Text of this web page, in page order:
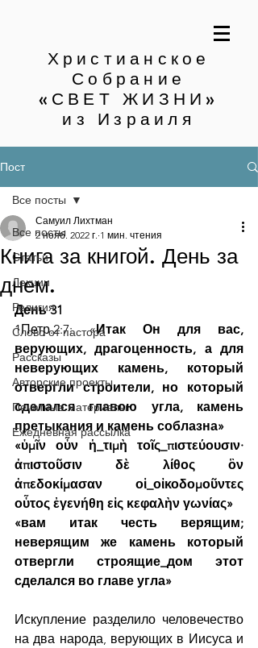
Христианское
Собрание
«СВЕТ ЖИЗНИ»
из Израиля
Пост
Все посты
Статьи
Лекции
Религия
Слово от пастора
Рассказы
Авторские проекты
Печатные материалы
Ежедневная рассылка
Все посты
Книга за книгой. День за
днем.
Самуил Лихтман
2 нояб. 2022 г. 1 мин. чтения
День 31
1Петр.2:7: «Итак Он для вас,
верующих, драгоценность, а для
неверующих камень, который
отвергли строители, но который
сделался главою угла, камень
претыкания и камень соблазна»
«ὑμῖν οὖν ἡ_τιμὴ τοῖς_πιστεύουσιν·
ἀπιστοῦσιν δὲ λίθος ὃν
ἀπεδοκίμασαν οἱ_οἰκοδομοῦντες
οὗτος ἐγενήθη εἰς κεφαλὴν γωνίας»
«вам итак честь верящим;
неверящим же камень который
отвергли строящие_дом этот
сделался во главе угла»
Искупление разделило человечество
на два народа, верующих в Иисуса и